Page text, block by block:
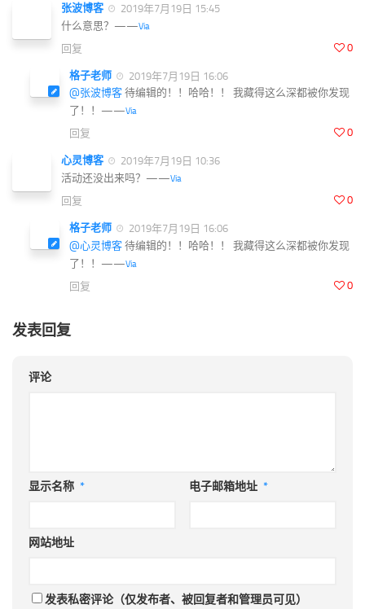
张波博客
2019年7月19日 15:45
什么意思？——Via
0
回复
格子老师
2019年7月19日 16:06
@张波博客 待编辑的！！哈哈！！ 我藏得这么深都被你发现
了！！——Via
0
回复
心灵博客
2019年7月19日 10:36
活动还没出来吗？——Via
0
回复
格子老师
2019年7月19日 16:06
@心灵博客 待编辑的！！哈哈！！ 我藏得这么深都被你发现
了！！——Via
0
回复
发表回复
评论
显示名称 * 电子邮箱地址 *
网站地址
发表私密评论（仅发布者、被回复者和管理员可见）